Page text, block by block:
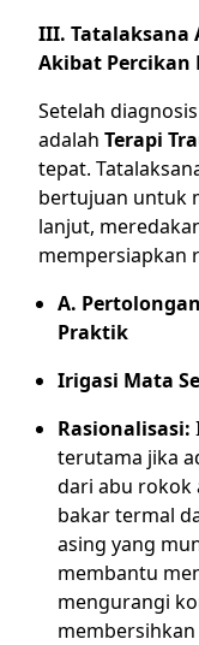
III. Tatalaksana
Akibat Percikan
Setelah
adalah Terapi
tepat.
bertujuan untuk
lanjut,
mempersiapkan
A.
Praktik
Irigasi Mata
Rasionalisasi:
terutama jika
dari abu rokok
bakar termal
asing yang
membantu
mengurangi